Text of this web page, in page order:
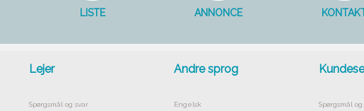
LISTE ANNONCE
Lejer
Spørgsmål og svar
Andre sprog
Engelsk Spørgsmål og